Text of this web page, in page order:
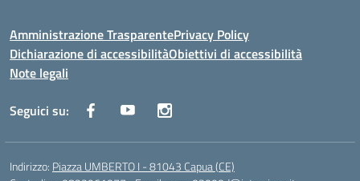
Amministrazione TrasparentePrivacy Policy
Dichiarazione di accessibilitàObiettivi di accessibilità
Note legali
Seguici su:
Indirizzo: Piazza UMBERTO I - 81043 Capua (CE)